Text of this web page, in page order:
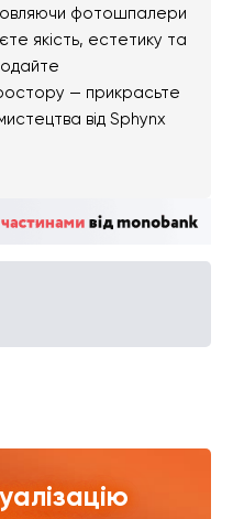
фотошпалери
якість, естетику та
— прикрасьте
від Sphynx